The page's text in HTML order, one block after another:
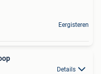
Eergisteren
Details